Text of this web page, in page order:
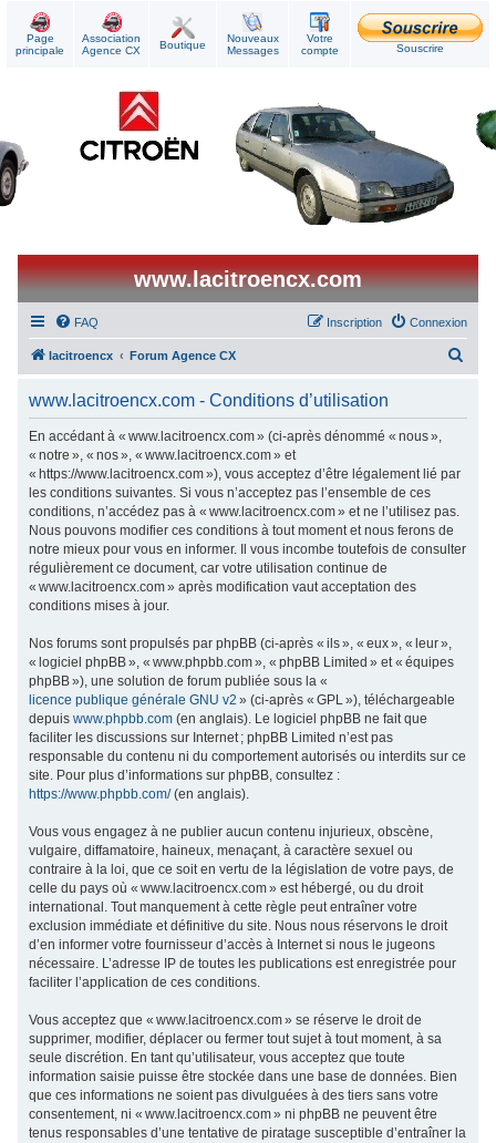
Page
principale
Association
Agence CX
Boutique
Nouveaux
Messages
Votre
compte
Souscrire
www.lacitroencx.com
FAQ Connexion
Inscription
lacitroencx Forum Agence CX
www.lacitroencx.com - Conditions d’utilisation
En accédant à « www.lacitroencx.com » (ci-après dénommé « nous »,
« notre », « nos », « www.lacitroencx.com » et
« https://www.lacitroencx.com »), vous acceptez d’être légalement lié par
les conditions suivantes. Si vous n’acceptez pas l’ensemble de ces
conditions, n’accédez pas à « www.lacitroencx.com » et ne l’utilisez pas.
Nous pouvons modifier ces conditions à tout moment et nous ferons de
notre mieux pour vous en informer. Il vous incombe toutefois de consulter
régulièrement ce document, car votre utilisation continue de
« www.lacitroencx.com » après modification vaut acceptation des
conditions mises à jour.
Nos forums sont propulsés par phpBB (ci-après « ils », « eux », « leur »,
« logiciel phpBB », « www.phpbb.com », « phpBB Limited » et « équipes
phpBB »), une solution de forum publiée sous la «
licence publique générale GNU v2 » (ci-après « GPL »), téléchargeable
depuiswww.phpbb.com (en anglais). Le logiciel phpBB ne fait que
faciliter les discussions sur Internet ; phpBB Limited n’est pas
responsable du contenu ni du comportement autorisés ou interdits sur ce
site. Pour plus d’informations sur phpBB, consultez :
https://www.phpbb.com/(en anglais).
Vous vous engagez à ne publier aucun contenu injurieux, obscène,
vulgaire, diffamatoire, haineux, menaçant, à caractère sexuel ou
contraire à la loi, que ce soit en vertu de la législation de votre pays, de
celle du pays où « www.lacitroencx.com » est hébergé, ou du droit
international. Tout manquement à cette règle peut entraîner votre
exclusion immédiate et définitive du site. Nous nous réservons le droit
d’en informer votre fournisseur d’accès à Internet si nous le jugeons
nécessaire. L’adresse IP de toutes les publications est enregistrée pour
faciliter l’application de ces conditions.
Vous acceptez que « www.lacitroencx.com » se réserve le droit de
supprimer, modifier, déplacer ou fermer tout sujet à tout moment, à sa
seule discrétion. En tant qu’utilisateur, vous acceptez que toute
information saisie puisse être stockée dans une base de données. Bien
que ces informations ne soient pas divulguées à des tiers sans votre
consentement, ni « www.lacitroencx.com » ni phpBB ne peuvent être
tenus responsables d’une tentative de piratage susceptible d’entraîner la